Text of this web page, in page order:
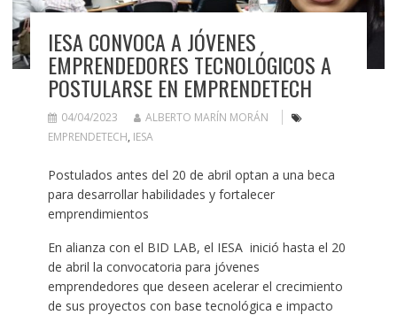
IESA CONVOCA A JÓVENES
EMPRENDEDORES TECNOLÓGICOS A
POSTULARSE EN EMPRENDETECH
04/04/2023
ALBERTO MARÍN MORÁN
EMPRENDETECH, IESA
Postulados antes del 20 de abril optan a una beca
para desarrollar habilidades y fortalecer
emprendimientos
En alianza con el BID LAB, el IESA inició hasta el 20
de abril la convocatoria para jóvenes
emprendedores que deseen acelerar el crecimiento
de sus proyectos con base tecnológica e impacto